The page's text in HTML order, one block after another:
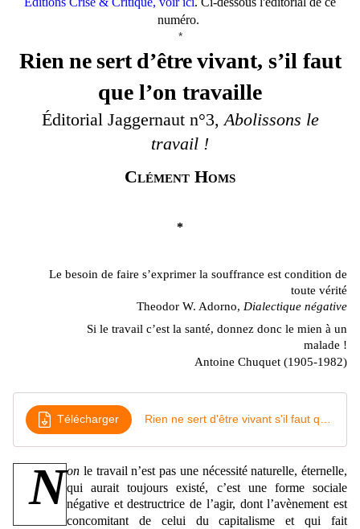
numéro.
*
Rien ne sert d’être vivant, s’il faut
que l’on travaille
Éditorial Jaggernaut n°3, Abolissons le
travail !
Clément Homs
*
Le besoin de faire s’exprimer la souffrance est condition de
toute vérité
Theodor W. Adorno, Dialectique négative
Si le travail c’est la santé, donnez donc le mien à un
malade !
Antoine Chuquet (1905-1982)
Télécharger
Non le travail n’est pas une nécessité naturelle, éternelle,
qui aurait toujours existé, c’est une forme sociale
négative et destructrice de l’agir, dont l’avènement est
concomitant de celui du capitalisme et qui fait